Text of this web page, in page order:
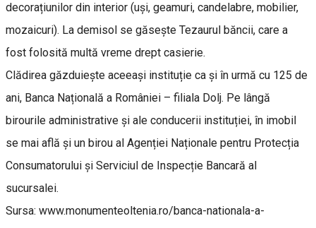
decorațiunilor din interior (uși, geamuri, candelabre, mobilier,
mozaicuri). La demisol se găsește Tezaurul băncii, care a
fost folosită multă vreme drept casierie.
Clădirea găzduiește aceeași instituție ca și în urmă cu 125 de
ani, Banca Națională a României – filiala Dolj. Pe lângă
birourile administrative și ale conducerii instituției, în imobil
se mai află și un birou al Agenției Naționale pentru Protecția
Consumatorului și Serviciul de Inspecție Bancară al
sucursalei.
Sursa: www.monumenteoltenia.ro/banca-nationala-a-